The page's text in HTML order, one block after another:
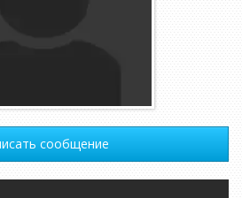
сообщение